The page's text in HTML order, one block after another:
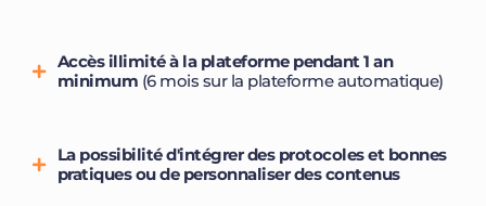
Accès illimité à la plateforme pendant 1 an
minimum (6 mois sur la plateforme automatique)
La possibilité d'intégrer des protocoles et bonnes
pratiques ou de personnaliser des contenus